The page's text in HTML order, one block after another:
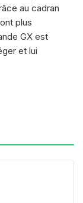
au cadran
plus
GX est
et lui